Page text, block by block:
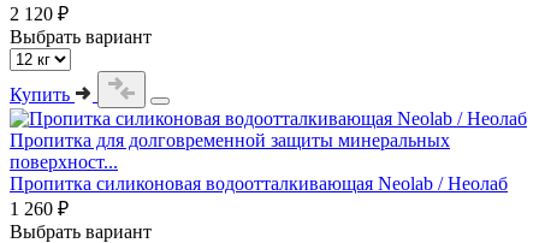
2 120 ₽
Выбрать вариант
Купить
Пропитка для долговременной защиты минеральных
поверхност...
Пропитка силиконовая водоотталкивающая Neolab / Неолаб
1 260 ₽
Выбрать вариант